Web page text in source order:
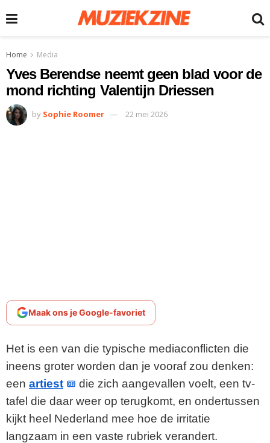
Home Media
Yves Berendse neemt geen blad voor de
mond richting Valentijn Driessen
by Sophie Roomer 22 mei 2026
Maak ons je Google-favoriet
Het is een van die typische mediaconflicten die
ineens groter worden dan je vooraf zou denken:
een artiest
die zich aangevallen voelt, een tv-
tafel die daar weer op terugkomt, en ondertussen
kijkt heel Nederland mee hoe de irritatie
langzaam in een vaste rubriek verandert.